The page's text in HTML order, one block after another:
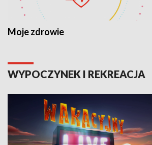
Moje zdrowie
WYPOCZYNEK I REKREACJA